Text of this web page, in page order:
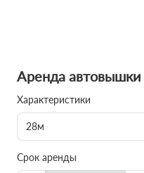
Аренда
Характеристики
28м
Срок аренды